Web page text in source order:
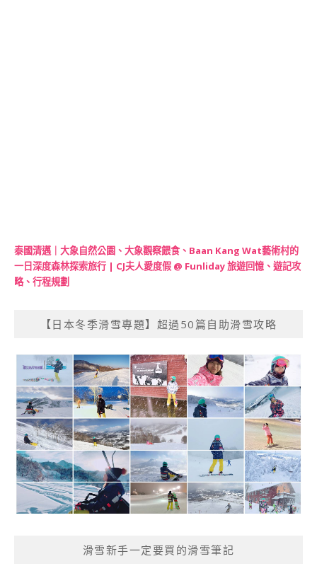
泰國清邁｜大象自然公園、大象觀察餵食、Baan Kang Wat藝術村的
一日深度森林探索旅行 | CJ夫人愛度假 @ Funliday 旅遊回憶、遊記攻
略、行程規劃
【日本冬季滑雪專題】超過50篇自助滑雪攻略
滑雪新手一定要買的滑雪筆記